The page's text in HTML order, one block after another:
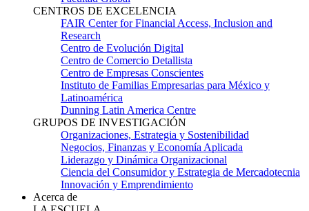
CENTROS DE EXCELENCIA
FAIR Center for Financial Access, Inclusion and
Research
Centro de Evolución Digital
Centro de Comercio Detallista
Centro de Empresas Conscientes
Instituto de Familias Empresarias para México y
Latinoamérica
Dunning Latin America Centre
GRUPOS DE INVESTIGACIÓN
Organizaciones, Estrategia y Sostenibilidad
Negocios, Finanzas y Economía Aplicada
Liderazgo y Dinámica Organizacional
Ciencia del Consumidor y Estrategia de Mercadotecnia
Innovación y Emprendimiento
Acerca de